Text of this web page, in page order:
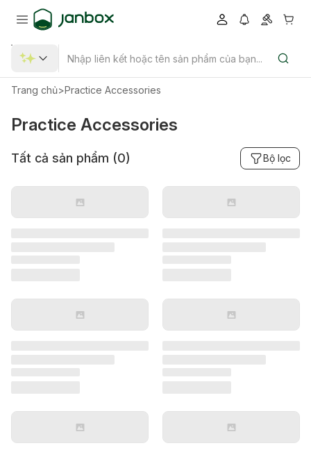
Trang chủ>Practice Accessories
Practice Accessories
Tất cả sản phẩm (0) Bộ lọc